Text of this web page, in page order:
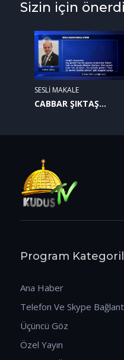
Sizin için
SESLİ MAKALE
CABBAR ŞIKTAŞ
Program
Ana Haber
Telefon Ve Skype
Üçüncü Göz
Özel Yayın